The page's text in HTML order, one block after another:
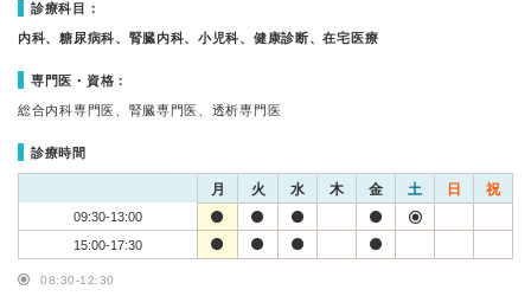
診療科目：
内科、糖尿病科、腎臓内科、小児科、健康診断、在宅医療
専門医・資格：
総合内科専門医、腎臓専門医、透析専門医
診療時間
月 火 水 木 金 土 日 祝
09:30-13:00
15:00-17:30
08:30-12:30